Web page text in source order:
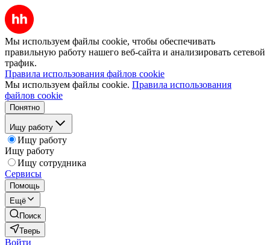
Мы используем файлы cookie, чтобы обеспечивать
правильную работу нашего веб-сайта и анализировать сетевой
трафик.
Правила использования файлов cookie
Мы используем файлы cookie. Правила использования
файлов cookie
Понятно
Ищу работу
Ищу работу
Ищу работу
Ищу сотрудника
Сервисы
Помощь
Ещё
Поиск
Тверь
Войти